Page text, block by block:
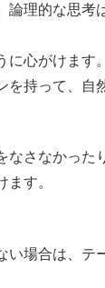
論理的な思考
心がけます。
を持って、自
なさなかった
す。
い場合は、テ